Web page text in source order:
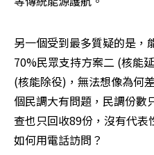
另一個受到最多質疑的是，
70%民眾支持方案二 (核能
(核能除役)，無法想像為何
個民調大有問題，民調份數
查也只回收89份，沒有代
如何用電話訪問？